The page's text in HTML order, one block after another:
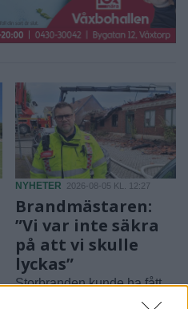
NYHETER 2026-08-05 KL. 12:27
Brandmästaren:
”Vi var inte säkra
på att vi skulle
lyckas”
Storbranden kunde ha fått